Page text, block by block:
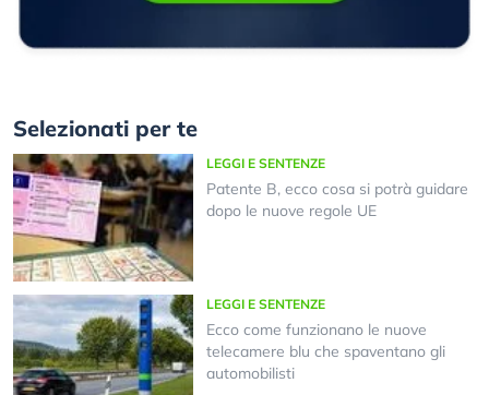
Selezionati per te
LEGGI E SENTENZE
Patente B, ecco cosa si potrà guidare
dopo le nuove regole UE
LEGGI E SENTENZE
Ecco come funzionano le nuove
telecamere blu che spaventano gli
automobilisti